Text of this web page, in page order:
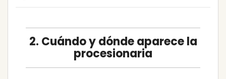
2. Cuándo y dónde aparece la
procesionaria